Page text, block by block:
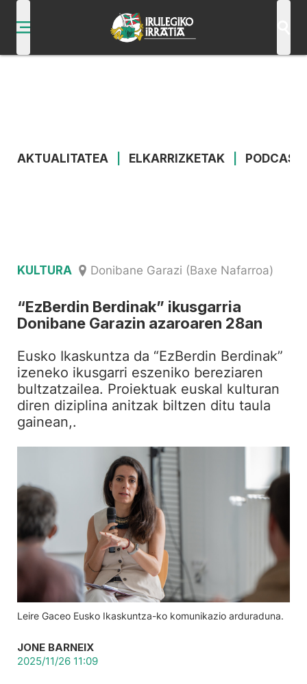
AKTUALITATEA ELKARRIZKETAK
KULTURA Donibane Garazi (Baxe Nafarroa)
“EzBerdin Berdinak” ikusgarria
Donibane Garazin azaroaren 28an
Eusko Ikaskuntza da “EzBerdin Berdinak”
izeneko ikusgarri eszeniko bereziaren
bultzatzailea. Proiektuak euskal kulturan
diren diziplina anitzak biltzen ditu taula
gainean,.
Leire Gaceo Eusko Ikaskuntza-ko komunikazio arduraduna.
JONE BARNEIX
2025/11/26 11:09